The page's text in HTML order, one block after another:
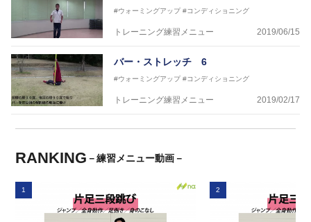
#ウォーミングアップ #コンディショニング
トレーニング練習メニュー 2019/06/15
バー・ストレッチ 6
#ウォーミングアップ #コンディショニング
トレーニング練習メニュー 2019/02/17
RANKING －練習メニュー動画－
1 2